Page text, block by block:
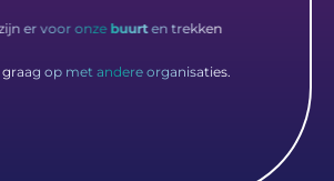
er voor onze buurten trekken
graag op met andere organisaties.